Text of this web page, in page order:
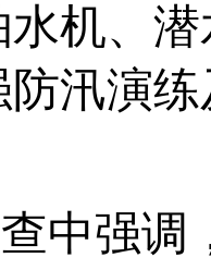
水机、
汛演
中强调